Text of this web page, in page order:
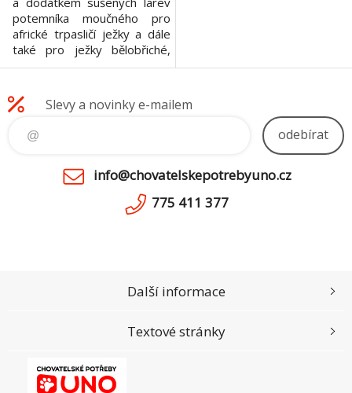
potemníka moučného pro
africké trpasličí ježky a dále
také pro ježky bělobřiché,
ušaté, alžírské, jihoafrické,
Slevy a novinky e-mailem
odebírat
info@chovatelskepotrebyuno.cz
775 411 377
Další informace
Textové stránky